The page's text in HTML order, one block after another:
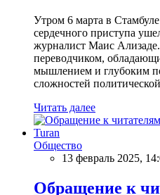
Утром 6 марта в
сердечного приступа
журналист Маис
переводчиком,
мышлением и глубоким
сложностей
Читать далее
Общество
13 февраль 2025,
Обращение к